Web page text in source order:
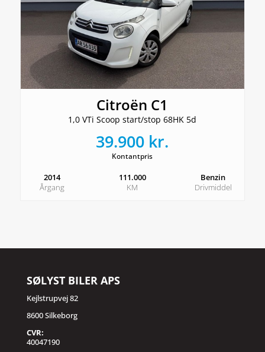
Citroën C1
1,0 VTi Scoop start/stop 68HK 5d
39.900 kr.
Kontantpris
2014
Årgang
111.000
KM
Benzin
Drivmiddel
SØLYST BILER APS
Kejlstrupvej 82
8600 Silkeborg
CVR:
40047190